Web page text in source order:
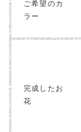
ご希望のカ
ラー
完成したお
花